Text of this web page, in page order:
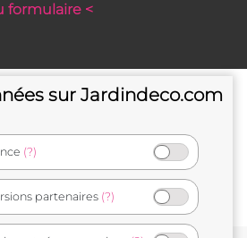
formulaire <
français
sur Jardindeco.com
(?)
partenaires (?)